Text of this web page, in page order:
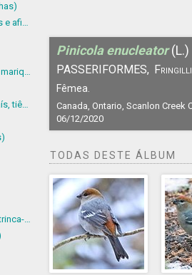
Icteridae (guaxe, japus e afins)
Parulidae (pula-pulas, mariquitas e afins)
Thraupidae (saíras, saís, tiês, sanhaçus e afins)
Cardinalidae (azulão, trinca-ferro-verdadeiro e afins)
Pinicola enucleator (L.)
PASSERIFORMES,
Fêmea.
Canada, Ontario, Scanlon Creek
06/12/2020
TODAS DESTE ÁLBUM